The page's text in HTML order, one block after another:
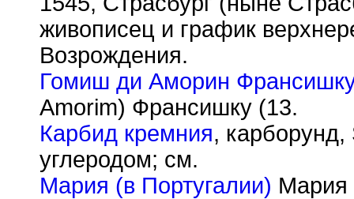
живописец и график
Возрождения.
Гомиш ди Аморин
Amorim) Франсишку (13.
Карбид кремния,
углеродом; см.
Мария (в Португалии) Мария